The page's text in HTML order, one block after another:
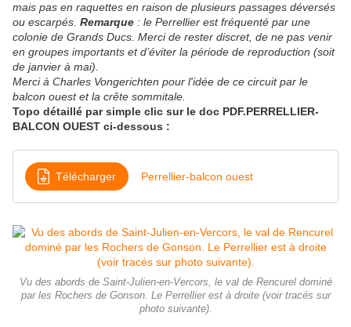
mais pas en raquettes en raison de plusieurs passages déversés
ou escarpés. Remarque : le Perrellier est fréquenté par une
colonie de Grands Ducs. Merci de rester discret, de ne pas venir
en groupes importants et d’éviter la période de reproduction (soit
de janvier à mai).
Merci à Charles Vongerichten pour l'idée de ce circuit par le
balcon ouest et la crête sommitale.
Topo détaillé par simple clic sur le doc PDF.PERRELLIER-
BALCON OUEST ci-dessous :
Télécharger Perrellier-balcon ouest
Vu des abords de Saint-Julien-en-Vercors, le val de Rencurel dominé
par les Rochers de Gonson. Le Perrellier est à droite (voir tracés sur
photo suivante).